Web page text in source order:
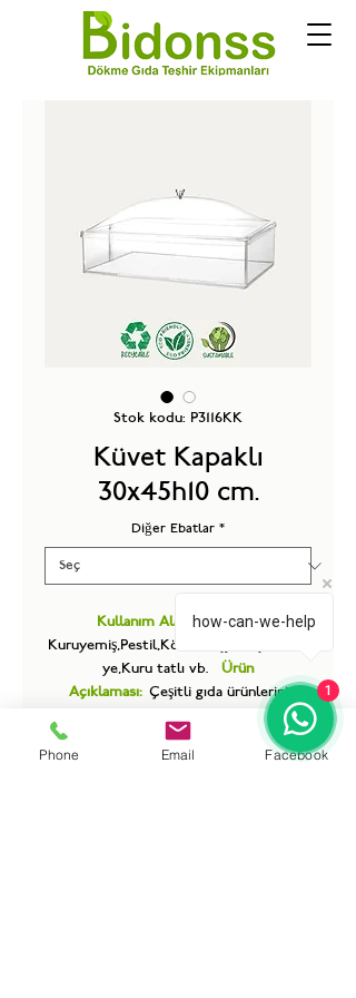
Stok kodu: P3116KK
Küvet Kapaklı
30x45h10 cm.
Diğer Ebatlar *
Kullanım Alanları:Lokum,
Kuruyemiş,Pestil,Köme,Yaşyemiş,Kurabi
ye,Kuru tatlı vb. Ürün
Açıklaması:Çeşitli gıda ürünlerini
sergilemek için özel ölçülerde
tasarlanan Küvet Kapaklı, işletmelere
hem şık sunum hem de alan tasarrufu
Phone Email Facebook
how-can-we-help
1